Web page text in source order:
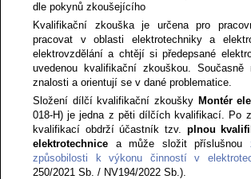
dle pokynů zkoušejícího
Kvalifikační zkouška je určena pro
pracovat v oblasti elektrotechniky a
elektrovzdělání a chtějí si předepsané
uvedenou kvalifikační zkouškou.
znalosti a orientují se v dané problematice.
Složení dílčí kvalifikační zkoušky Montér
018-H) je jedna z pěti dílčích kvalifikací. Po
kvalifikací obdrží účastník tzv. plnou
elektrotechnice a může složit příslušnou
způsobilosti k výkonu činností v
250/2021 Sb. / NV194/2022 Sb.).